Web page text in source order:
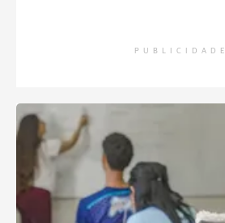
PUBLICIDADE